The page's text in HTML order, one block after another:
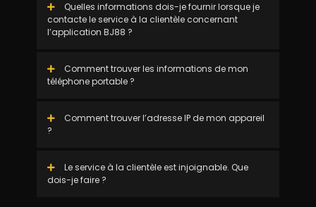
Quelles informations dois-je fournir lorsque je
contacte le service à la clientèle concernant
l’application BJ88 ?
Comment trouver les informations de mon
téléphone portable ?
Comment trouver l’adresse IP de mon appareil
?
Le service à la clientèle est injoignable. Que
dois-je faire ?